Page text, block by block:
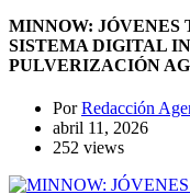
MINNOW: JÓVENES
SISTEMA DIGITAL
PULVERIZACIÓN
PorRedacción
abril 11, 2026
252 views